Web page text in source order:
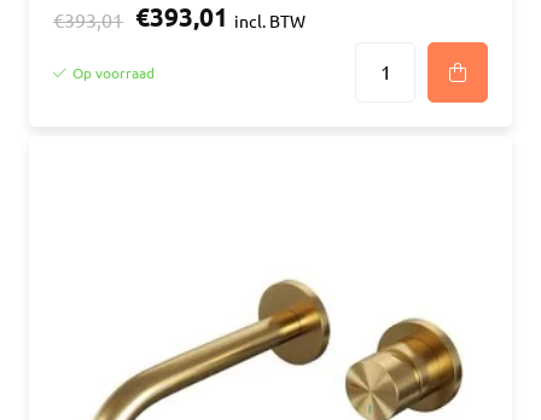
€393,01 €393,01 incl. BTW
Op voorraad